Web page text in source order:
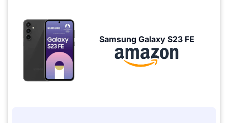
Samsung Galaxy S23 FE